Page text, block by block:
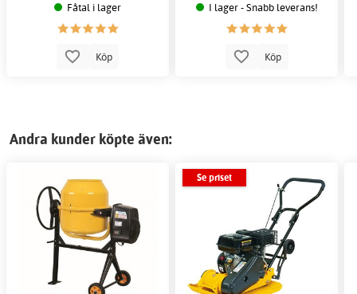
Fåtal i lager
Köp
I lager - Snabb leverans!
Köp
Andra kunder köpte även:
Se priset